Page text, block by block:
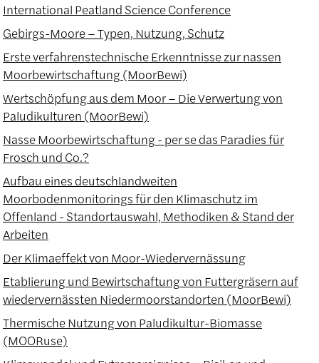
International Peatland Science Conference
Gebirgs-Moore – Typen, Nutzung, Schutz
Erste verfahrenstechnische Erkenntnisse zur nassen
Moorbewirtschaftung (MoorBewi)
Wertschöpfung aus dem Moor – Die Verwertung von
Paludikulturen (MoorBewi)
Nasse Moorbewirtschaftung - per se das Paradies für
Frosch und Co.?
Aufbau eines deutschlandweiten
Moorbodenmonitorings für den Klimaschutz im
Offenland - Standortauswahl, Methodiken & Stand der
Arbeiten
Der Klimaeffekt von Moor-Wiedervernässung
Etablierung und Bewirtschaftung von Futtergräsern auf
wiedervernässten Niedermoorstandorten (MoorBewi)
Thermische Nutzung von Paludikultur-Biomasse
(MOORuse)